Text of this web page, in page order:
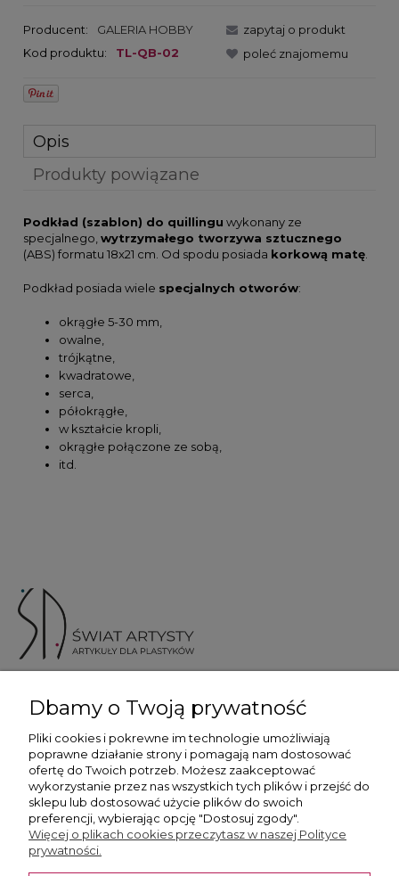
Producent:
GALERIA HOBBY
Kod produktu:
TL-QB-02
zapytaj o produkt
poleć znajomemu
Opis
Produkty powiązane
Podkład (szablon) do quillingu wykonany ze
specjalnego,wytrzymałego tworzywa sztucznego
(ABS) formatu 18x21 cm. Od spodu posiada korkową matę.
Podkład posiada wiele specjalnych otworów:
okrągłe 5-30 mm,
owalne,
trójkątne,
kwadratowe,
serca,
półokrągłe,
w kształcie kropli,
okrągłe połączone ze sobą,
itd.
Więcej informacji
Płatność i dostawa
Dbamy o Twoją prywatność
Pliki cookies i pokrewne im technologie umożliwiają
poprawne działanie strony i pomagają nam dostosować
ofertę do Twoich potrzeb. Możesz zaakceptować
wykorzystanie przez nas wszystkich tych plików i przejść do
sklepu lub dostosować użycie plików do swoich
preferencji, wybierając opcję "Dostosuj zgody".
Więcej o plikach cookies przeczytasz w naszej Polityce
prywatności.